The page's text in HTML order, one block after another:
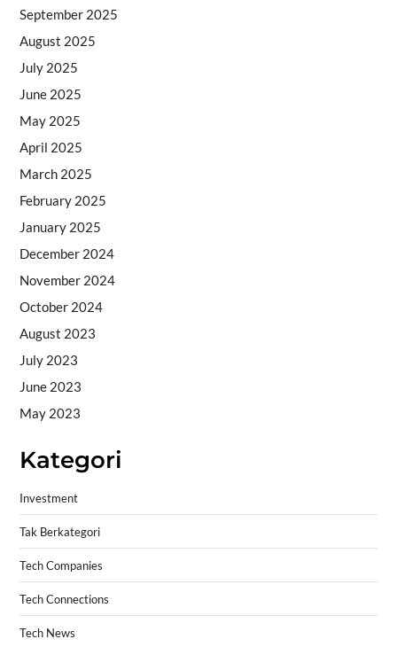
September 2025
August 2025
July 2025
June 2025
May 2025
April 2025
March 2025
February 2025
January 2025
December 2024
November 2024
October 2024
August 2023
July 2023
June 2023
May 2023
Kategori
Investment
Tak Berkategori
Tech Companies
Tech Connections
Tech News